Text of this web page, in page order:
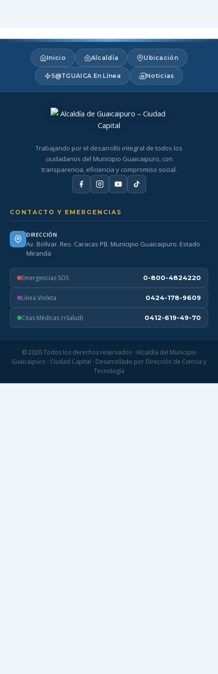
Inicio Alcaldía Ubicación
S@TGUAICA En Línea Noticias
Trabajando por el desarrollo integral de todos los
ciudadanos del Municipio Guaicaipuro, con
transparencia, eficiencia y compromiso social.
CONTACTO Y EMERGENCIAS
DIRECCIÓN
Av. Bolívar. Res. Caracas PB. Municipio Guaicaipuro. Estado
Miranda
Emergencias SOS 0-800-4824220
Línea Violeta 0424-178-9609
Citas Médicas (+Salud) 0412-619-49-70
© 2026 Todos los derechos reservados · Alcaldía del Municipio
Guaicaipuro · Ciudad Capital · Desarrollado por Dirección de Ciencia y
Tecnología